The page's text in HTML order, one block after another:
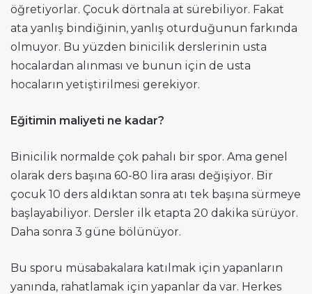
öğretiyorlar. Çocuk dörtnala at sürebiliyor. Fakat
ata yanlış bindiğinin, yanlış oturduğunun farkında
olmuyor. Bu yüzden binicilik derslerinin usta
hocalardan alınması ve bunun için de usta
hocaların yetiştirilmesi gerekiyor.
Eğitimin maliyeti ne kadar?
Binicilik normalde çok pahalı bir spor. Ama genel
olarak ders başına 60-80 lira arası değişiyor. Bir
çocuk 10 ders aldıktan sonra atı tek başına sürmeye
başlayabiliyor. Dersler ilk etapta 20 dakika sürüyor.
Daha sonra 3 güne bölünüyor.
Bu sporu müsabakalara katılmak için yapanların
yanında, rahatlamak için yapanlar da var. Herkes